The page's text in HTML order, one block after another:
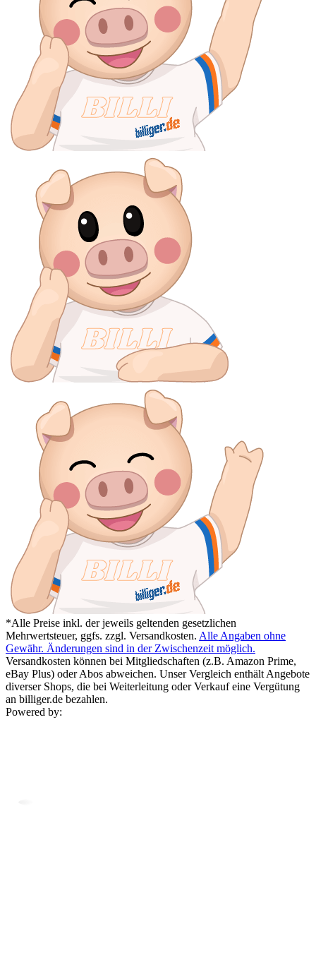
*Alle Preise inkl. der jeweils geltenden gesetzlichen
Mehrwertsteuer, ggfs. zzgl. Versandkosten. Alle Angaben ohne
Gewähr. Änderungen sind in der Zwischenzeit möglich.
Versandkosten können bei Mitgliedschaften (z.B. Amazon Prime,
eBay Plus) oder Abos abweichen. Unser Vergleich enthält Angebote
diverser Shops, die bei Weiterleitung oder Verkauf eine Vergütung
an billiger.de bezahlen.
Powered by: